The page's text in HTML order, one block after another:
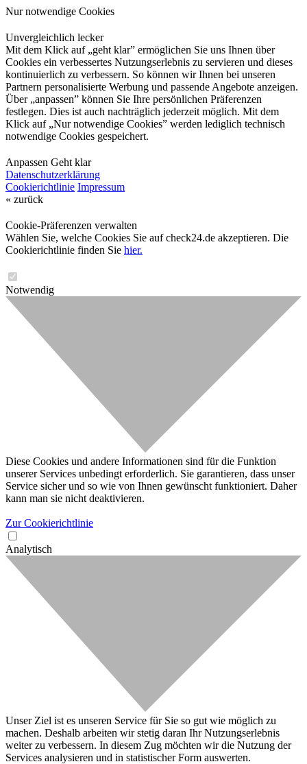
Nur notwendige Cookies
Unvergleichlich lecker
Mit dem Klick auf „geht klar” ermöglichen Sie uns Ihnen über
Cookies ein verbessertes Nutzungserlebnis zu servieren und dieses
kontinuierlich zu verbessern. So können wir Ihnen bei unseren
Partnern personalisierte Werbung und passende Angebote anzeigen.
Über „anpassen” können Sie Ihre persönlichen Präferenzen
festlegen. Dies ist auch nachträglich jederzeit möglich. Mit dem
Klick auf „Nur notwendige Cookies” werden lediglich technisch
notwendige Cookies gespeichert.
Anpassen Geht klar
Datenschutzerklärung
Cookierichtlinie Impressum
« zurück
Cookie-Präferenzen verwalten
Wählen Sie, welche Cookies Sie auf check24.de akzeptieren. Die
Cookierichtlinie finden Sie hier.
Notwendig
Diese Cookies und andere Informationen sind für die Funktion
unserer Services unbedingt erforderlich. Sie garantieren, dass unser
Service sicher und so wie von Ihnen gewünscht funktioniert. Daher
kann man sie nicht deaktivieren.
Zur Cookierichtlinie
Analytisch
Unser Ziel ist es unseren Service für Sie so gut wie möglich zu
machen. Deshalb arbeiten wir stetig daran Ihr Nutzungserlebnis
weiter zu verbessern. In diesem Zug möchten wir die Nutzung der
Services analysieren und in statistischer Form auswerten.